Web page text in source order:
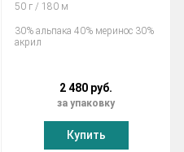
50 г / 180 м
30% альпака 40% меринос 30%
акрил
2 480 руб.
за упаковку
Купить